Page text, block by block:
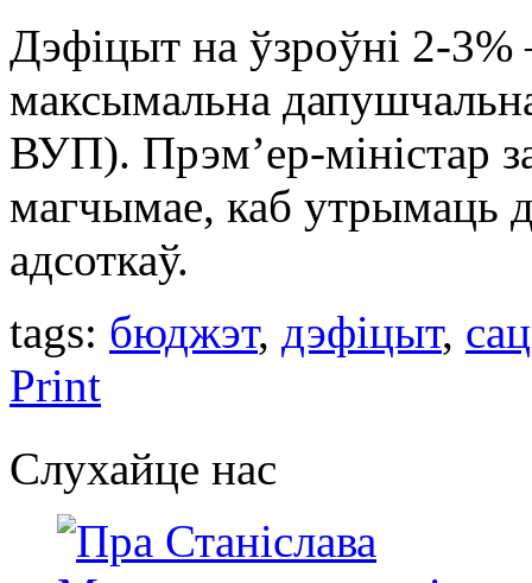
Дэфіцыт на ўзроўні 2-3%
максымальна
ВУП). Прэм’ер-міністар
магчымае, каб утрымаць
адсоткаў.
tags: бюджэт, дэфіцыт,
Print
Слухайце нас